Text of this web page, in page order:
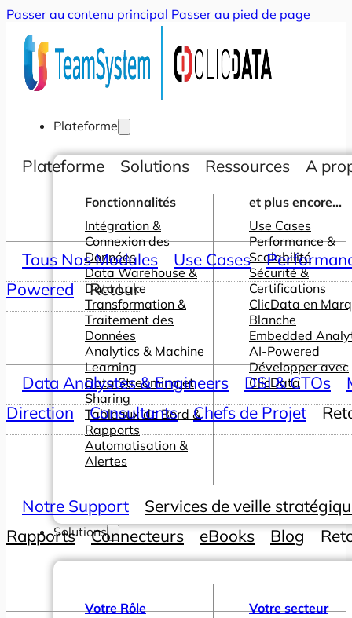
Passer au contenu principal Passer au pied de page
Plateforme
Fonctionnalités
Intégration &
Connexion des
Données
Data Warehouse &
Data Lake
Transformation &
Traitement des
Données
Analytics & Machine
Learning
Data Streaming et
Sharing
Tableaux de Bord &
Rapports
Automatisation &
Alertes
et plus encore...
Use Cases
Performance &
Scalabilité
Sécurité &
Certifications
ClicData en
Blanche
Embedded
AI-Powered
Développer avec
ClicData
Solutions
Votre Rôle
Votre secteur
Plateforme Solutions Ressources A
Tous Nos Modules Use Cases
Powered
Retour
Data Analystes & Engineers DSI & CTOs
Direction
Consultants Chefs de Projet
Notre Support
Services de veille
Rapports
Connecteurs eBooks Blog